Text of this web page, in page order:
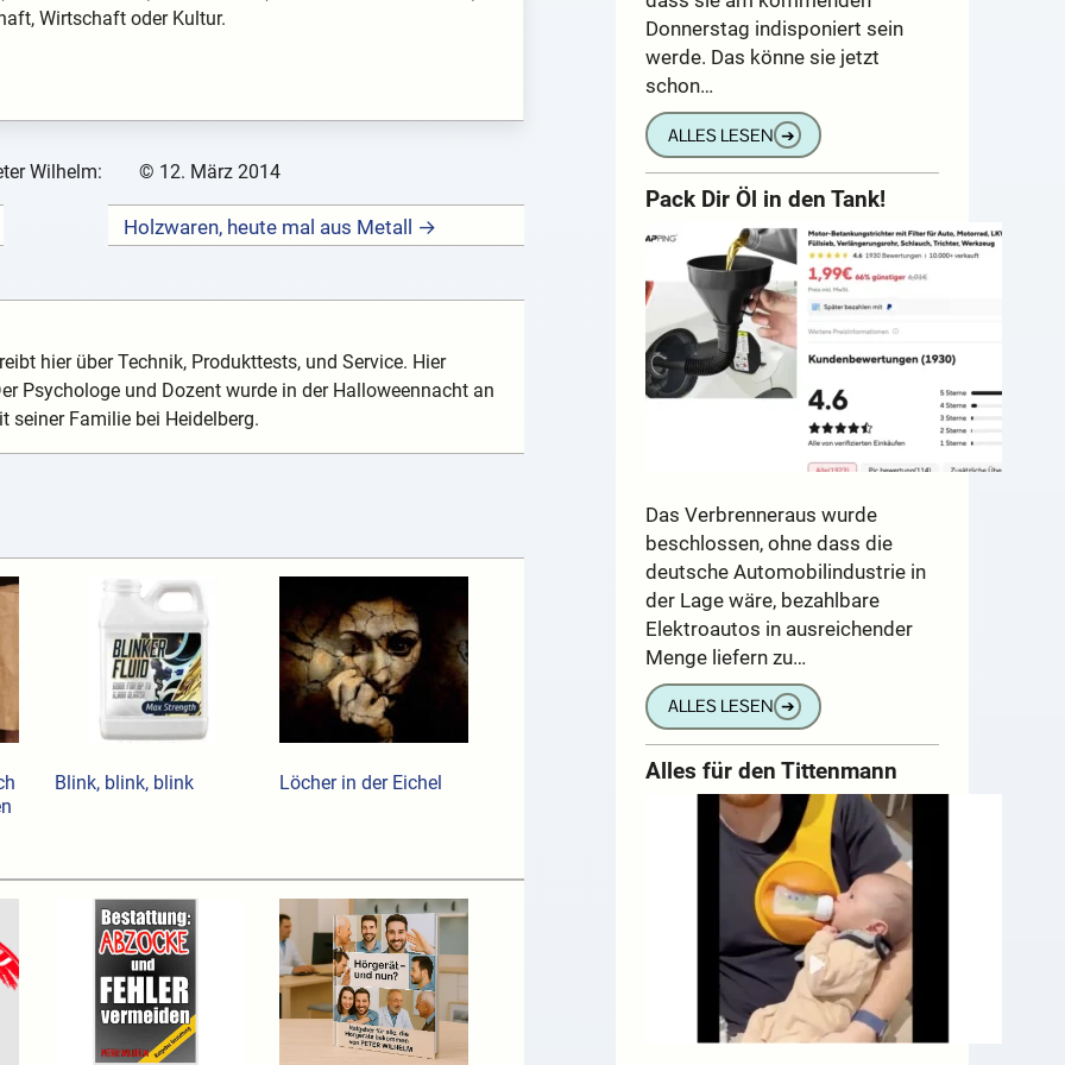
Wirtschaft oder Kultur.
Wilhelm: © 12. März 2014
Holzwaren, heute mal aus Metall →
hier über Technik, Produkttests, und Service. Hier
Psychologe und Dozent wurde in der Halloweennacht an
seiner Familie bei Heidelberg.
Blink, blink, blink Löcher in der Eichel
Donnerstag indisponiert sein
werde. Das könne sie jetzt
schon…
ALLES LESEN ➔
Pack Dir Öl in den Tank!
Das Verbrenneraus wurde
beschlossen, ohne dass die
deutsche Automobilindustrie in
der Lage wäre, bezahlbare
Elektroautos in ausreichender
Menge liefern zu…
ALLES LESEN ➔
Alles für den Tittenmann